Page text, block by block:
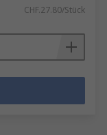
CHF.27.80/Stück